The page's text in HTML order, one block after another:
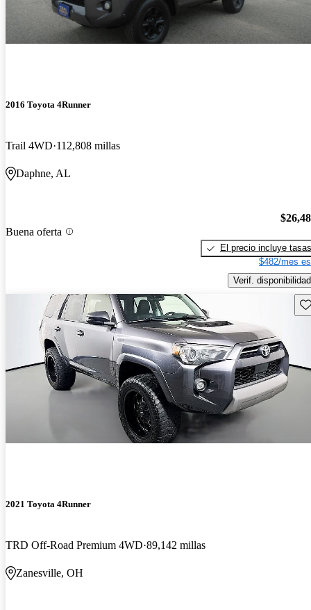
2016 Toyota 4Runner
Trail 4WD 112,808 millas
Daphne, AL
Buena oferta
El precio incluye tasas
$482/mes
Verif. disponibilidad
2021 Toyota 4Runner
TRD Off-Road Premium 4WD 89,142 millas
Zanesville, OH